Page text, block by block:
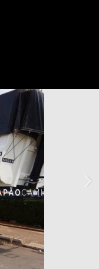
PUBLIC_HTML/